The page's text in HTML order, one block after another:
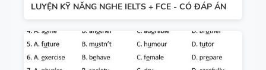
LUYỆN KỸ NĂNG NGHE IELTS + FCE - CÓ ĐÁP ÁN